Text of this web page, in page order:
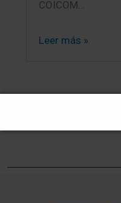
COICOM…
Leer más »